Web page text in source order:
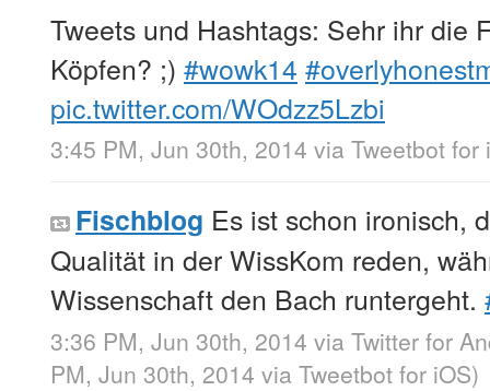
Tweets und Hashtags: Sehr ihr die
Köpfen? ;) #wowk14
pic.twitter.com/WOdzz5Lzbi
3:45 PM, Jun 30th, 2014 via Tweetbot for
Fischblog Es ist schon ironisch,
Qualität in der WissKom reden,
Wissenschaft den Bach runtergeht.
3:36 PM, Jun 30th, 2014 via Twitter for
PM, Jun 30th, 2014 via Tweetbot for iΟS)